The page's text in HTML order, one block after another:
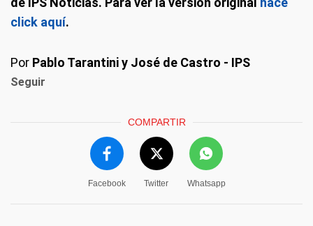
click aquí.
Por Pablo Tarantini y José de Castro - IPS
Seguir
COMPARTIR
Facebook Twitter Whatsapp